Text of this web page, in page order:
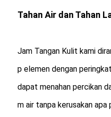
Tahan Air dan Tahan
Jam Tangan Kulit kami
p elemen dengan
dapat menahan percikan
m air tanpa kerusakan apa